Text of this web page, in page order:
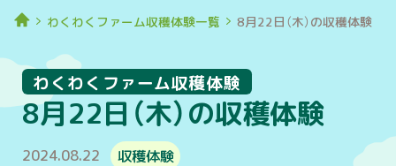
わくわくファーム収穫体験一覧 8月22日（木）の収穫体験
8月22日（木）の収穫体験
わくわくファーム収穫体験
2024.08.22 収穫体験